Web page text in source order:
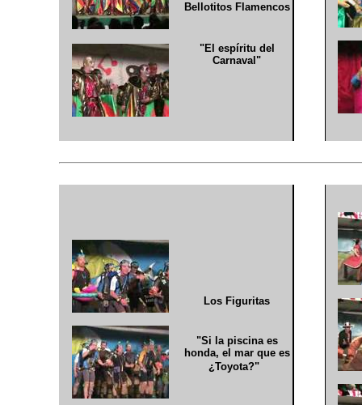
Bellotitos Flamencos
"El espíritu del
Carnaval"
Los Figuritas
"Si la piscina es
honda, el mar que es
¿Toyota?"